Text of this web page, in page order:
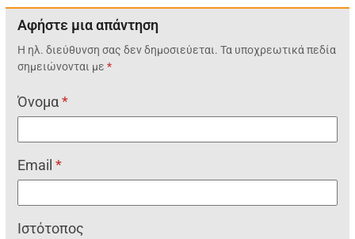
Αφήστε μια απάντηση
Η ηλ. διεύθυνση σας δεν δημοσιεύεται. Τα υποχρεωτικά πεδία
σημειώνονται με*
Όνομα*
Email*
Ιστότοπος